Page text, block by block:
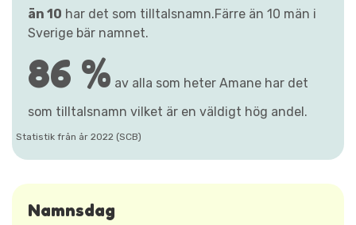
än 10 har det som tilltalsnamn.Färre än 10 män i
Sverige bär namnet.
86 % av alla som heter Amane har det
som tilltalsnamn vilket är en väldigt hög andel.
Statistik från år 2022 (SCB)
Namnsdag